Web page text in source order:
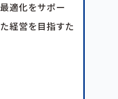
適化をサポー
経営を目指すた